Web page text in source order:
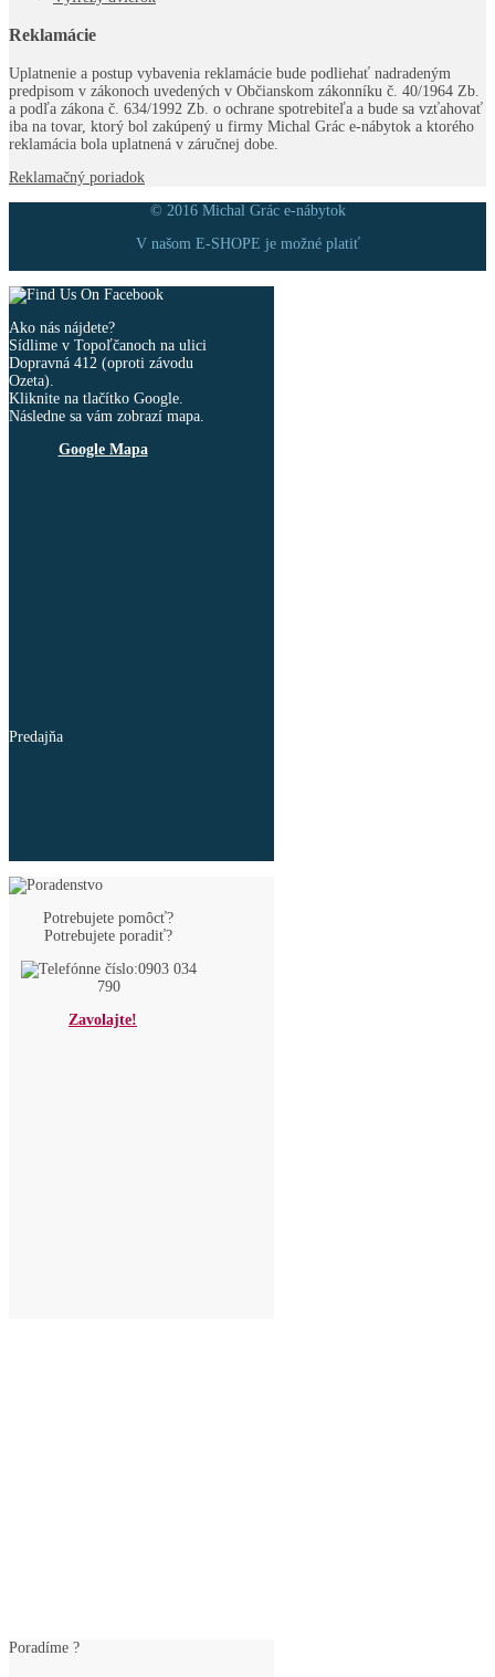
Reklamácie
Uplatnenie a postup vybavenia reklamácie bude podliehať nadradeným
predpisom v zákonoch uvedených v Občianskom zákonníku č. 40/1964 Zb.
a podľa zákona č. 634/1992 Zb. o ochrane spotrebiteľa a bude sa vzťahovať
iba na tovar, ktorý bol zakúpený u firmy Michal Grác e-nábytok a ktorého
reklamácia bola uplatnená v záručnej dobe.
Reklamačný poriadok
© 2016 Michal Grác e-nábytok
V našom E-SHOPE je možné platiť
Ako nás nájdete?
Sídlime v Topoľčanoch na ulici
Dopravná 412 (oproti závodu
Ozeta).
Kliknite na tlačítko Google.
Následne sa vám zobrazí mapa.
Google Mapa
Predajňa
Potrebujete pomôcť?
Potrebujete poradiť?
0903 034
790
Zavolajte!
Poradíme ?